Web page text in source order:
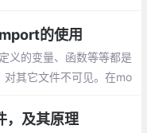
的使用
义的变量、函数等等都是
其它文件不可见。在mo
，及其原理